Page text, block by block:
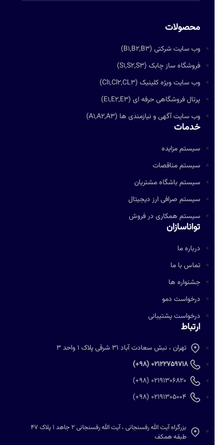
محصولات
وب سایت شرکتی (B1,B2,B3)
فروشگاه ساز چابک (S1,S2,S3)
وب سایت ویژه کلینیک (Cl1,Cl2,CL3)
پرتال فروشگاهی حرفه ای (E1,E2,E3)
وب سایت آگهی و نیازمندی ها (A1,A2,A3)
خدمات
سیستم مزایده
سیستم مناقصات
سیستم باشگاه مشتریان
سیستم صرافی ارز دیجیتال
سیستم همکاری در فروش
تواناسازان
درباره ما
تماس با ما
جشنواره ها
درخواست دمو
درخواست پشتیبانی
ارتباط
تهران ، نبش سعادت آباد 31 شرقی پلاک 1 واحد 3
02122759718 (98+)
02191306820 (98+)
02191305004 (98+)
بزرگراه آیت الله رفسنجانی ، آیت الله رفسنجانی 2 جاهد 1 پلاک 47
طبقه همکف